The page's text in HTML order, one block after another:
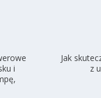
i
Jak
z